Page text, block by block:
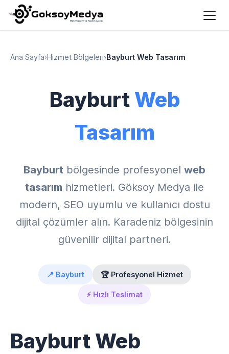
Ana Sayfa›Hizmet Bölgeleri›Bayburt Web Tasarım
Bayburt Web
Tasarım
Bayburt bölgesinde profesyonel web
tasarım hizmetleri. Göksoy Medya ile
modern, SEO uyumlu ve kullanıcı dostu
dijital çözümler alın. Karadeniz bölgesinin
güvenilir dijital partneri.
📍 Bayburt 🏆 Profesyonel Hizmet
⚡ Hızlı Teslimat
Bayburt Web